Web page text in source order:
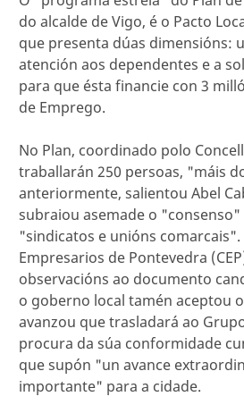
do alcalde de Vigo, é o Pacto
que presenta dúas dimensións:
atención aos dependentes e a
para que ésta financie con 3
de Emprego.
No Plan, coordinado polo
traballarán 250 persoas, "máis
anteriormente, salientou Abel
subraiou asemade o "consenso"
"sindicatos e unións
Empresarios de Pontevedra
observacións ao documento
o goberno local tamén aceptou
avanzou que trasladará ao
procura da súa conformidade
que supón "un avance
importante" para a cidade.